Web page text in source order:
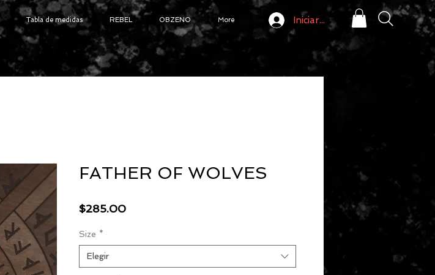
Tabla de medidas REBEL OBZENO More Iniciar sesión
FATHER OF WOLVES
$285.00Precio
Size *
Elegir